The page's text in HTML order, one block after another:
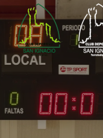
Skip to main